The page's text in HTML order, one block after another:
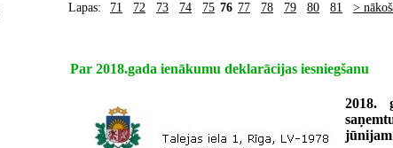
Lapas: 71 72 73 74 75 76 77 78 79 80 81 >
Par 2018.gada ienākumu deklarācijas iesniegšanu
2018.
jūnijam